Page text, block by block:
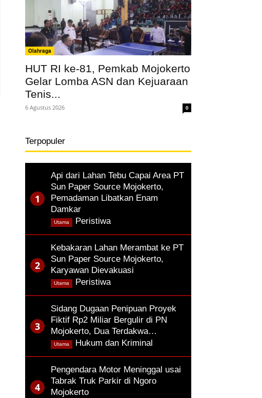
Olahraga
HUT RI ke-81, Pemkab Mojokerto
Gelar Lomba ASN dan Kejuaraan
Tenis...
6 Agustus 2026 0
Terpopuler
Api dari Lahan Tebu Capai Area PT
Sun Paper Source Mojokerto,
Pemadaman Libatkan Enam
Damkar
Peristiwa,
Utama
Kebakaran Lahan Merambat ke PT
Sun Paper Source Mojokerto,
Karyawan Dievakuasi
Peristiwa,
Utama
Sidang Dugaan Penipuan Proyek
Fiktif Rp2 Miliar Bergulir di PN
Mojokerto, Dua Terdakwa…
Hukum dan Kriminal
Utama
Pengendara Motor Meninggal usai
Tabrak Truk Parkir di Ngoro
Mojokerto